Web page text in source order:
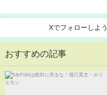
Xでフォローしよう
おすすめの記事